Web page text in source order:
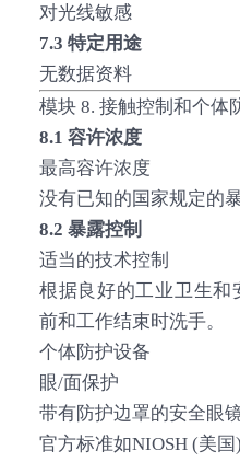
对光线敏感
7.3 特定用途
无数据资料
模块 8. 接触控制和个体
8.1 容许浓度
最高容许浓度
没有已知的国家规定的
8.2 暴露控制
适当的技术控制
根据良好的工业卫生和
前和工作结束时洗手。
个体防护设备
眼/面保护
带有防护边罩的安全眼
官方标准如NIOSH (美